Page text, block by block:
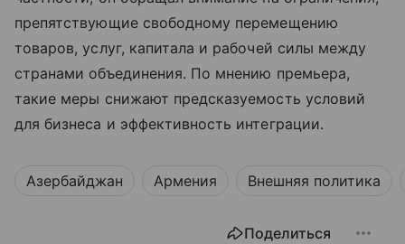
препятствующие свободному перемещению
товаров, услуг, капитала и рабочей силы между
странами объединения. По мнению премьера,
такие меры снижают предсказуемость условий
для бизнеса и эффективность интеграции.
Азербайджан Армения Внешняя политика
Поделиться